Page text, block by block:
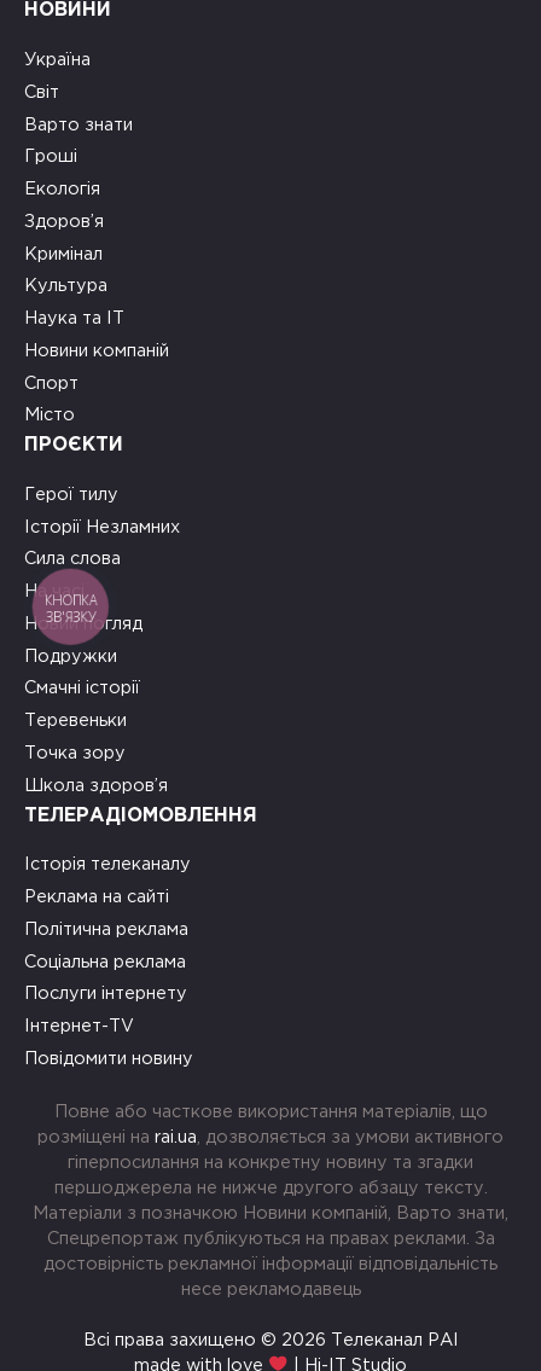
НОВИНИ
Україна
Світ
Варто знати
Гроші
Екологія
Здоров’я
Кримінал
Культура
Наука та ІТ
Новини компаній
Спорт
Місто
ПРОЄКТИ
Герої тилу
Історії Незламних
Сила слова
На часі
Новий погляд
Подружки
Смачні історії
Теревеньки
Точка зору
Школа здоров’я
ТЕЛЕРАДІОМОВЛЕННЯ
Історія телеканалу
Реклама на сайті
Політична реклама
Соціальна реклама
Послуги інтернету
Інтернет-TV
Повідомити новину
Повне або часткове використання матеріалів, що
розміщені на rai.ua , дозволяється за умови активного
гіперпосилання на конкретну новину та згадки
першоджерела не нижче другого абзацу тексту.
Матеріали з позначкою Новини компаній, Варто знати,
Спецрепортаж публікуються на правах реклами. За
достовірність рекламної інформації відповідальність
несе рекламодавець
Всі права захищено © 2026 Телеканал РАІ
made with love
| Hi-IT Studio
КНОПКА
ЗВ'ЯЗКУ